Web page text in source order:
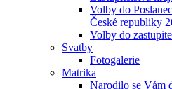
Volby do
České republiky
Volby do
Svatby
Fotogalerie
Matrika
Narodilo se Vám